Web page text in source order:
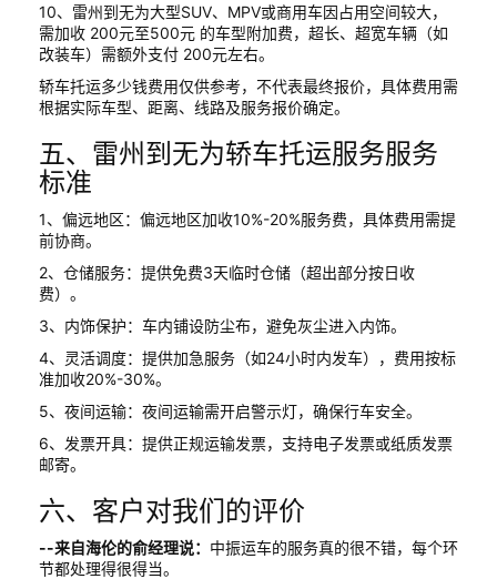
10、雷州到无为大型SUV、MPV或商用车因占用空间较大，
需加收 200元至500元 的车型附加费，超长、超宽车辆（如
改装车）需额外支付 200元左右。
轿车托运多少钱费用仅供参考，不代表最终报价，具体费用需
根据实际车型、距离、线路及服务报价确定。
五、雷州到无为轿车托运服务服务
标准
1、偏远地区：偏远地区加收10%-20%服务费，具体费用需提
前协商。
2、仓储服务：提供免费3天临时仓储（超出部分按日收
费）。
3、内饰保护：车内铺设防尘布，避免灰尘进入内饰。
4、灵活调度：提供加急服务（如24小时内发车），费用按标
准加收20%-30%。
5、夜间运输：夜间运输需开启警示灯，确保行车安全。
6、发票开具：提供正规运输发票，支持电子发票或纸质发票
邮寄。
六、客户对我们的评价
--来自海伦的俞经理说： 中振运车的服务真的很不错，每个环
节都处理得很得当。